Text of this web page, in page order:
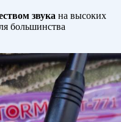
звука на высоких
большинства